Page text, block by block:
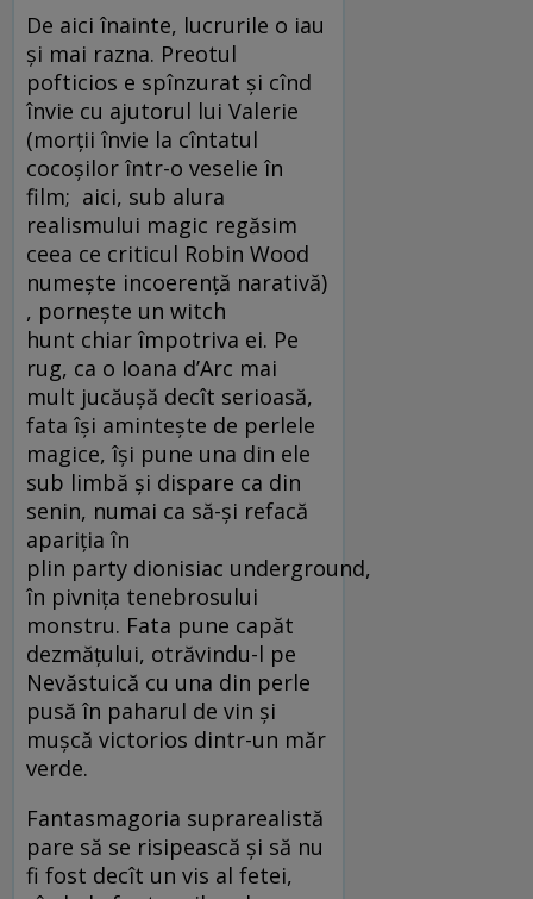
De aici înainte, lucrurile o iau
şi mai razna. Preotul
pofticios e spînzurat şi cînd
învie cu ajutorul lui Valerie
(morţii învie la cîntatul
cocoşilor într-o veselie în
film; aici, sub alura
realismului magic regăsim
ceea ce criticul Robin Wood
numeşte incoerenţă narativă)
, porneşte un witch
hunt chiar împotriva ei. Pe
rug, ca o Ioana d’Arc mai
mult jucăuşă decît serioasă,
fata îşi aminteşte de perlele
magice, îşi pune una din ele
sub limbă şi dispare ca din
senin, numai ca să-şi refacă
apariţia în
plin party dionisiac underground,
în pivniţa tenebrosului
monstru. Fata pune capăt
dezmăţului, otrăvindu-l pe
Nevăstuică cu una din perle
pusă în paharul de vin şi
muşcă victorios dintr-un măr
verde.
Fantasmagoria suprarealistă
pare să se risipească şi să nu
fi fost decît un vis al fetei,